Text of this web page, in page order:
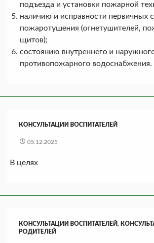
подъезда и установки пожарной
наличию и исправности первичных
пожаротушения (огнетушителей,
щитов);
состоянию внутреннего и
противопожарного водоснабжения.
КОНСУЛЬТАЦИИ ВОСПИТАТЕЛЕЙ
05.12.2025
В целях
КОНСУЛЬТАЦИИ ВОСПИТАТЕЛЕЙ,
РОДИТЕЛЕЙ